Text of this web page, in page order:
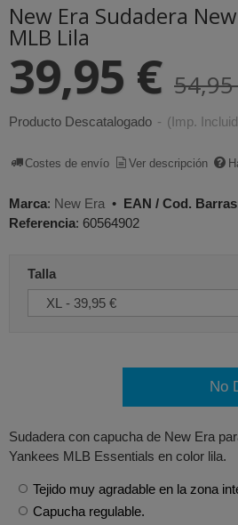
New Era Sudadera
MLB Lila
39,95 €
Producto Descatalogado - (Imp.
Costes de envío Ver descripción
Marca: New Era • EAN / Cod. Barras
Referencia: 60564902
Talla
No
Sudadera con capucha de New Era
Yankees MLB Essentials en color lila.
Tejido muy agradable en la zona
Capucha regulable.